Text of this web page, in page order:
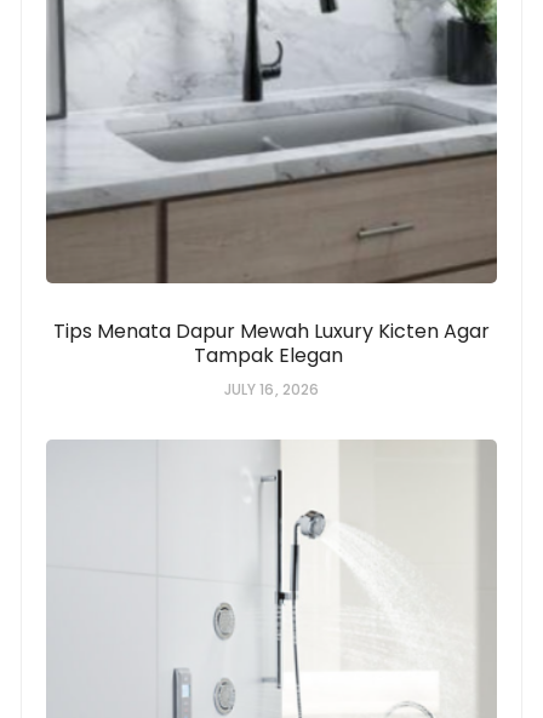
Tips Menata Dapur Mewah Luxury Kicten Agar
Tampak Elegan
JULY 16, 2026